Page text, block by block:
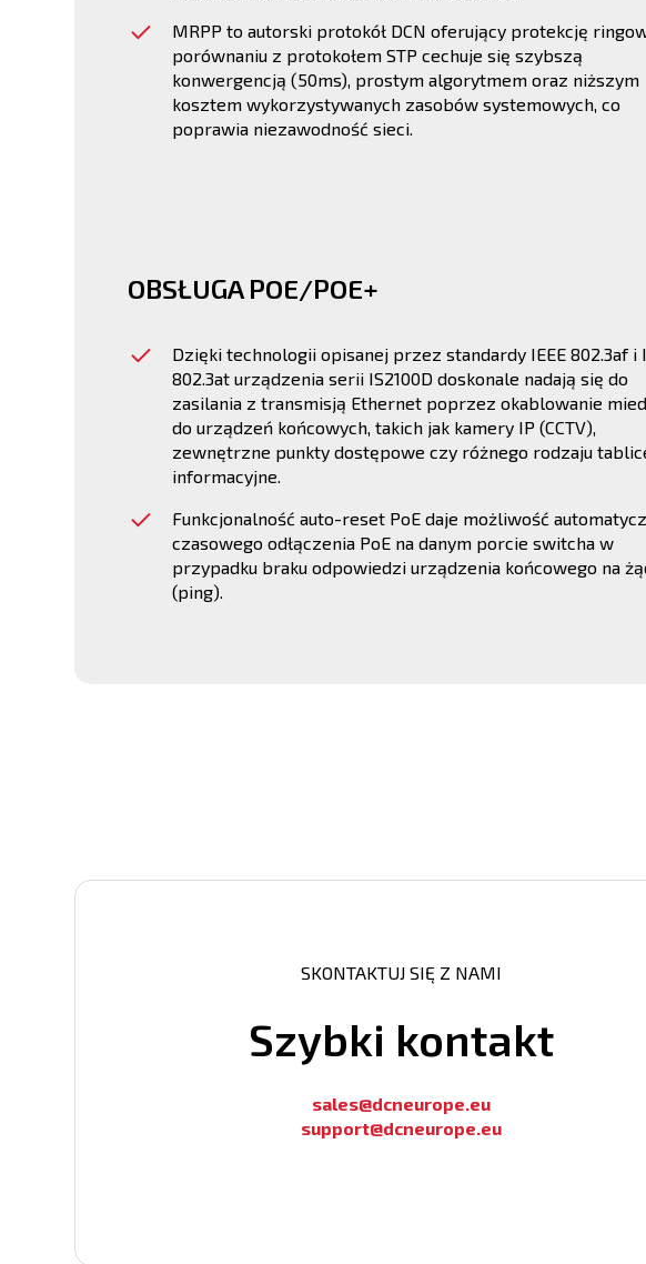
MRPP to autorski protokół DCN oferujący protekcję
porównaniu z protokołem STP cechuje się szybszą
konwergencją (50ms), prostym algorytmem oraz niższym
kosztem wykorzystywanych zasobów systemowych, co
poprawia niezawodność sieci.
OBSŁUGA POE/POE+
Dzięki technologii opisanej przez standardy IEEE 802.3af i
802.3at urządzenia serii IS2100D doskonale nadają się do
zasilania z transmisją Ethernet poprzez okablowanie
do urządzeń końcowych, takich jak kamery IP (CCTV),
zewnętrzne punkty dostępowe czy różnego rodzaju
informacyjne.
Funkcjonalność auto-reset PoE daje możliwość
czasowego odłączenia PoE na danym porcie switcha w
przypadku braku odpowiedzi urządzenia końcowego na
(ping).
SKONTAKTUJ SIĘ Z NAMI
Szybki kontakt
sales@dcneurope.eu
support@dcneurope.eu